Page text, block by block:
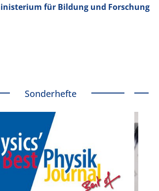
für Bildung und Forschung
Sonderhefte